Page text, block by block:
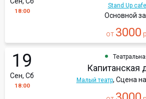
18:00
Stand Up cafe
Основной
от 3000 р.
19
Сен, Сб
18:00
Капитанская
Малый театр, Сцена